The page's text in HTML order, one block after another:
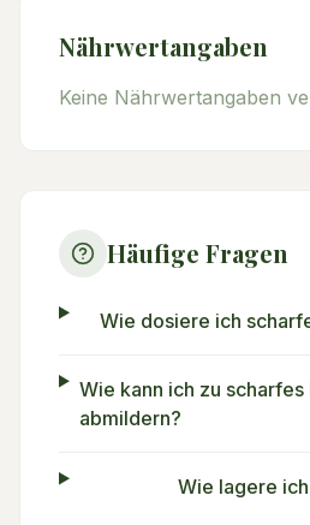
Nährwertangaben
Keine Nährwertangaben
Häufige Fragen
Wie dosiere ich
Wie kann ich zu scharfes
abmildern?
Wie lagere